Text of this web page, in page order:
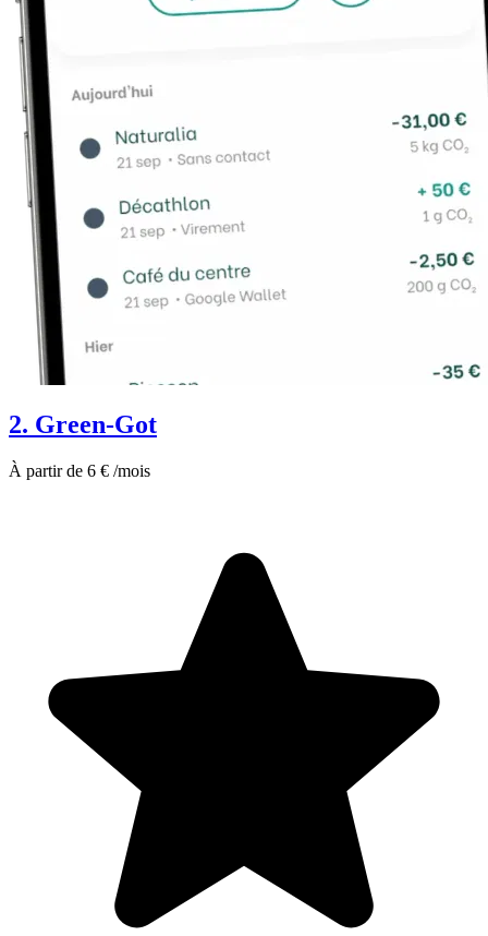
2. Green-Got
À partir de 6 € /mois